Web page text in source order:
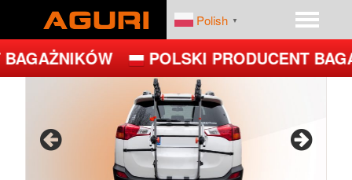
START
PLATFORMY ROWEROWE
BAGAŻNIKI BAZOWE
DEALERZY
Polish ▼
POLSKI PRODUCENT